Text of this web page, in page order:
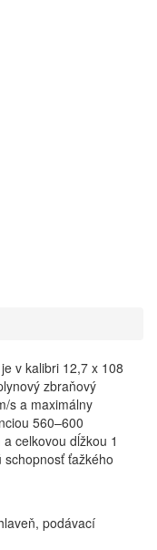
v kalibri 12,7 x 108
zbraňový
s a maximálny
560–600
celkovou dĺžkou 1
ťažkého